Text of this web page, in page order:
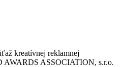
kreatívnej reklamnej
AWARDS ASSOCIATION, s.r.o.